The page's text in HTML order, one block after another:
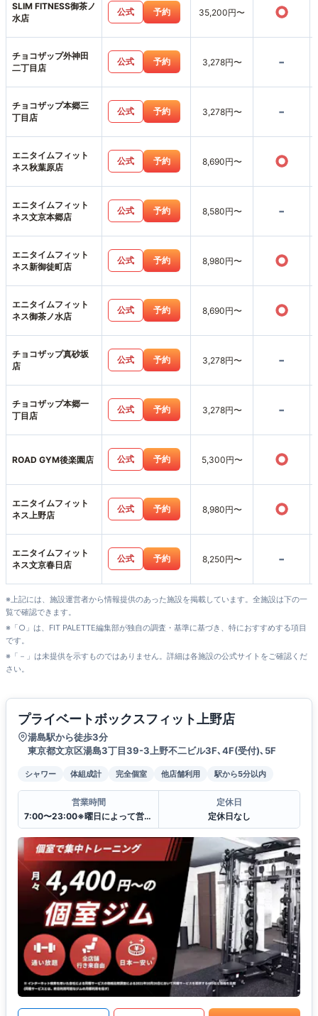
SLIM FITNESS御茶ノ
水店
公式 予約 35,200円〜 ○
チョコザップ外神田
二丁目店
公式 予約 3,278円〜 -
チョコザップ本郷三
丁目店
公式 予約 3,278円〜 -
エニタイムフィット
ネス秋葉原店
公式 予約 8,690円〜 ○
エニタイムフィット
ネス文京本郷店
公式 予約 8,580円〜 -
エニタイムフィット
ネス新御徒町店
公式 予約 8,980円〜 ○
エニタイムフィット
ネス御茶ノ水店
公式 予約 8,690円〜 ○
チョコザップ真砂坂
店
公式 予約 3,278円〜 -
チョコザップ本郷一
丁目店
公式 予約 3,278円〜 -
ROAD GYM後楽園店 公式 予約 5,300円〜 ○
エニタイムフィット
ネス上野店
公式 予約 8,980円〜 ○
エニタイムフィット
ネス文京春日店
公式 予約 8,250円〜 -
※上記には、施設運営者から情報提供のあった施設を掲載しています。全施設は下の一
覧で確認できます。
※「○」は、FIT PALETTE編集部が独自の調査・基準に基づき、特におすすめする項目
です。
※「－」は未提供を示すものではありません。詳細は各施設の公式サイトをご確認くだ
さい。
プライベートボックスフィット上野店
湯島駅から徒歩3分
東京都文京区湯島3丁目39-3上野不二ビル3F､4F(受付)､5F
シャワー 体組成計 完全個室 他店舗利用 駅から5分以内
営業時間
7:00〜23:00※曜日によって営業時間が異なる場合がございます. 詳細はお電話でお問合せください.
定休日
定休日なし